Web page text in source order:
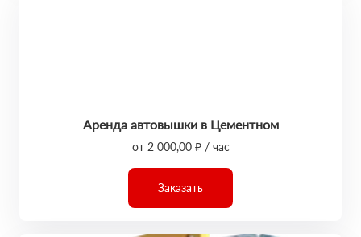
Аренда автовышки в Цементном
от 2 000,00 ₽ / час
Заказать